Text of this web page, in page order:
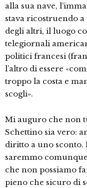
alla sua nave,
stava ricostruendo
degli altri, il luogo
telegiornali
politici francesi
l’altro di essere
troppo la costa e
scogli».
Mi auguro che non
Schettino sia vero:
diritto a uno sconto.
saremmo
che non possiamo
pieno che sicuro di